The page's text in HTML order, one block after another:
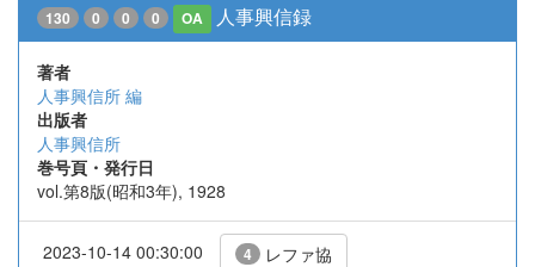
130 0 0 0 OA 人事興信録
著者
人事興信所 編
出版者
人事興信所
巻号頁・発行日
vol.第8版(昭和3年), 1928
2023-10-14 00:30:00 4 レファ協